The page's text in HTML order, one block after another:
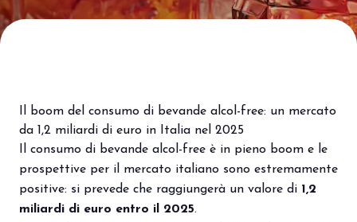
Il boom del consumo di bevande alcol-free: un mercato
da 1,2 miliardi di euro in Italia nel 2025
Il consumo di bevande alcol-free è in pieno boom e le
prospettive per il mercato italiano sono estremamente
positive: si prevede che raggiungerà un valore di 1,2
miliardi di euro entro il 2025.